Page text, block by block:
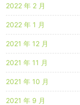
2022 年 2 月
2022 年 1 月
2021 年 12 月
2021 年 11 月
2021 年 10 月
2021 年 9 月